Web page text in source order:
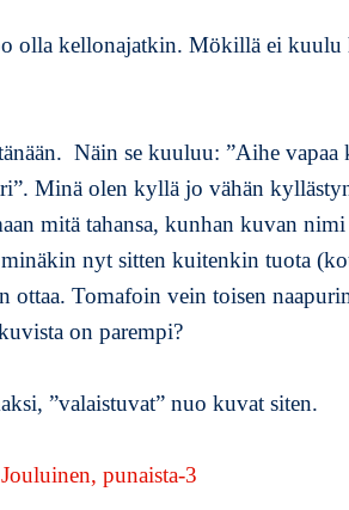
k
i
n
K
m
e
k
olla kellonajatkin. Mökillä ei kuulu
Näin se kuuluu: ”Aihe vapaa
Minä olen kyllä jo vähän
mitä tahansa, kunhan kuvan nimi
nyt sitten kuitenkin tuota
ottaa. Tomafoin vein toisen
on parempi?
”valaistuvat” nuo kuvat siten.